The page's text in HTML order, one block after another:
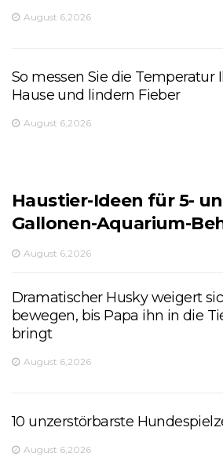
August 6,2026
So messen Sie die Temperatur
Hause und lindern Fieber
August 6,2026
Haustier-Ideen für 5-
Gallonen-Aquarium-
August 6,2026
Dramatischer Husky weigert
bewegen, bis Papa ihn in die
bringt
August 6,2026
10 unzerstörbarste
August 6,2026